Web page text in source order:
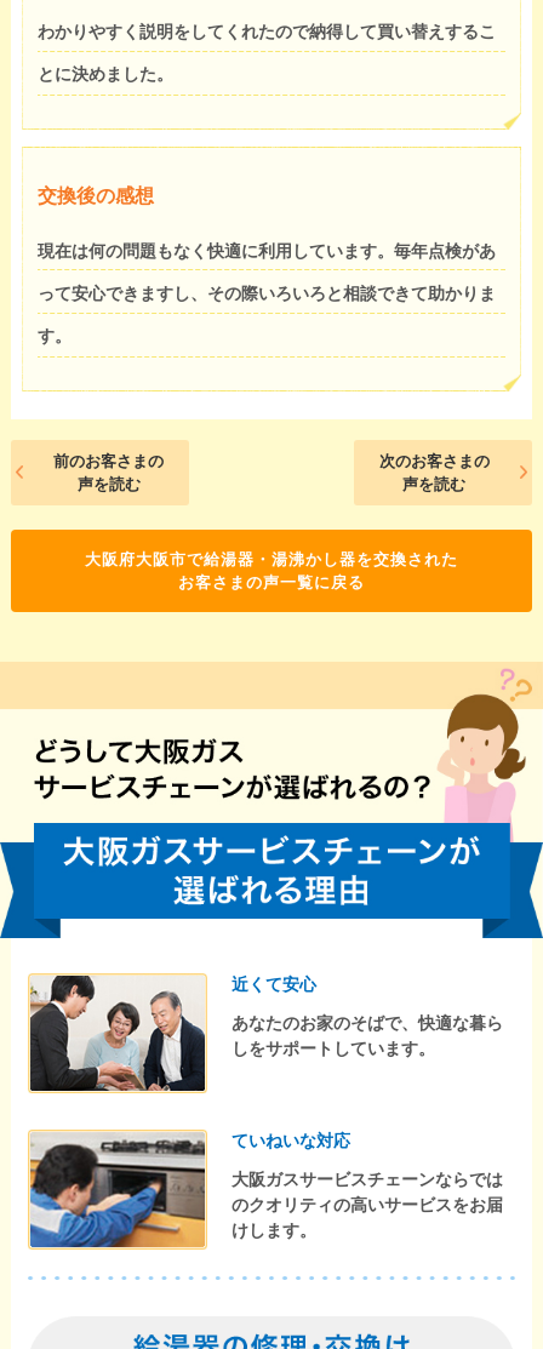
わかりやすく説明をしてくれたので納得して買い替えするこ
とに決めました。
交換後の感想
現在は何の問題もなく快適に利用しています。毎年点検があ
って安心できますし、その際いろいろと相談できて助かりま
す。
前のお客さまの
声を読む
次のお客さまの
声を読む
大阪府大阪市で給湯器・湯沸かし器を交換された
お客さまの声一覧に戻る
近くて安心
あなたのお家のそばで、快適な暮ら
しをサポートしています。
ていねいな対応
大阪ガスサービスチェーンならでは
のクオリティの高いサービスをお届
けします。